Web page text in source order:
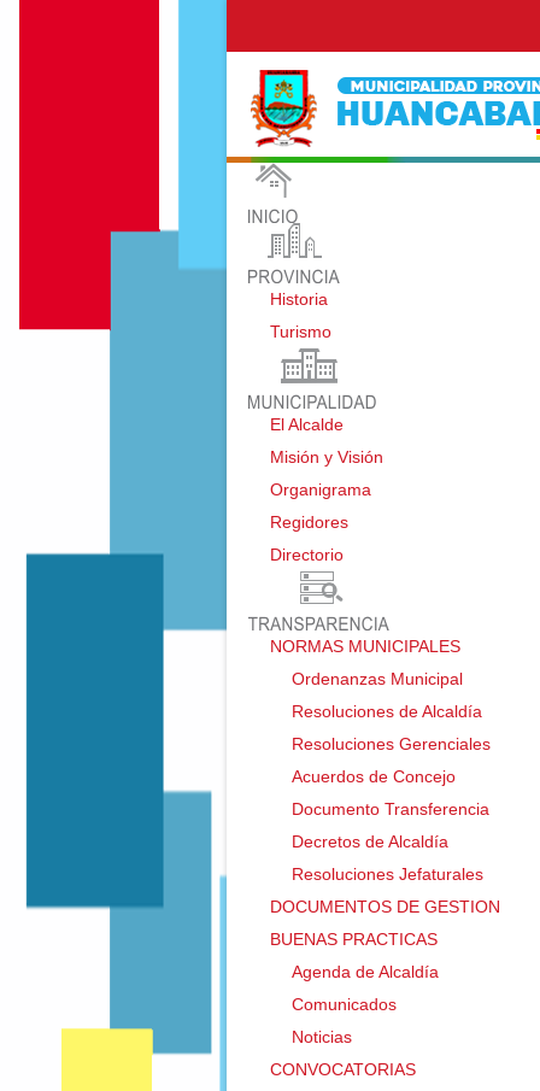
Historia
Turismo
El Alcalde
Misión y Visión
Organigrama
Regidores
Directorio ㅤ
NORMAS MUNICIPALES
Ordenanzas Municipal
Resoluciones de Alcaldía
Resoluciones Gerenciales
Acuerdos de Concejo
Documento Transferencia
Decretos de Alcaldía
Resoluciones Jefaturales
DOCUMENTOS DE GESTION
BUENAS PRACTICAS
Agenda de Alcaldía
Comunicados
Noticias
CONVOCATORIAS